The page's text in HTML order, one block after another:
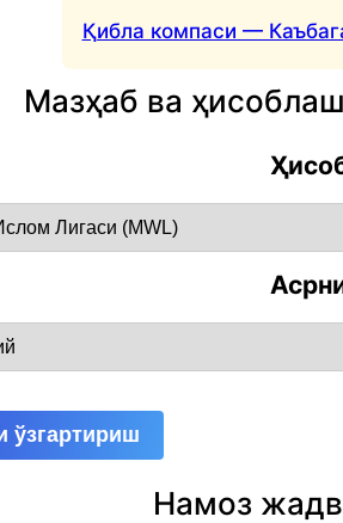
Қибла компаси —
Мазҳаб ва
ўзгартириш
Намоз